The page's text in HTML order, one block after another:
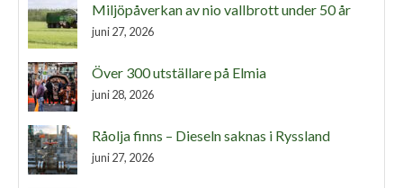
Miljöpåverkan av nio vallbrott under 50 år
juni 27, 2026
Över 300 utställare på Elmia
juni 28, 2026
Råolja finns – Dieseln saknas i Ryssland
juni 27, 2026